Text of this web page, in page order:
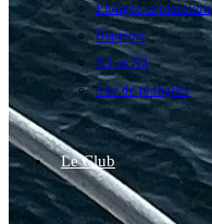
Plongée exploration
Baptême
N1 et N2
Site de plongées
Le Club